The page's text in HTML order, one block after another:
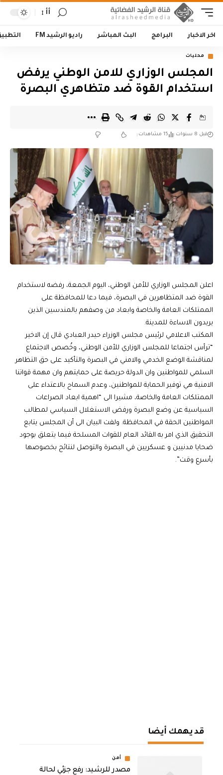
أأ
اخر الاخبار البرامج البث المباشر راديو الرشيد FM
محليات
المجلس الوزاري للامن الوطني يرفض
استخدام القوة ضد متظاهري البصرة
قبل 8 سنوات 15 مشاهدات
اعلن المجلس الوزاري للأمن الوطني، اليوم الجمعة، رفضه لاستخدام
القوة ضد المتظاهرين في البصرة، فيما دعا للمحافظة على
الممتلكات العامة والخاصة وابعاد من وصفهم بالمندسين الذين
يريدون الاساءة للمدينة.
المكتب الاعلامي لرئيس مجلس الوزراء حيدر العبادي قال إن الاخير
“ترأس اجتماعا للمجلس الوزاري للأمن الوطني، وخُصص الاجتماع
لمناقشة الوضع الخدمي والامني في البصرة والتأكيد على حق التظاهر
السلمي للمواطنين وان الدولة حريصة على حمايتهم وان مهمة قواتنا
الامنية هي توفير الحماية للمواطنين، وعدم السماح بالاعتداء على
الممتلكات العامة والخاصة، مشيرا الى “اهمية ابعاد الصراعات
السياسية عن وضع البصرة ورفض الاستغلال السياسي لمطالب
المواطنين الحقة في المحافظة. ولفت البيان الى أن المجلس يتابع
التحقيق الذي امر به القائد العام للقوات المسلحة فيما يتعلق بوجود
ضحايا مدنيين و عسكريين في البصرة والتوصل لنتائج بخصوصها
بأسرع وقت”.
قد يهمك أيضا
أمن
مصدر للرشيد: رفع جزئي لحالة